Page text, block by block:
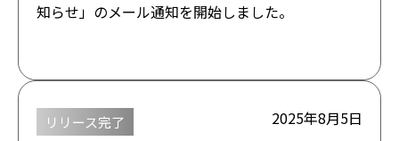
知らせ」のメール通知を開始しました。
リリース完了 2025年8月5日